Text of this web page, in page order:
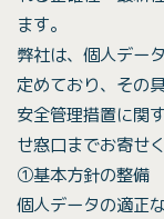
ます。
弊社は、個人デー
定めており、その
安全管理措置に関
せ窓口までお寄せ
①基本方針の整備
個人データの適正